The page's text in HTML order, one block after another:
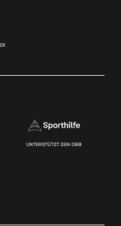
UNTERSTÜTZT DEN DBB